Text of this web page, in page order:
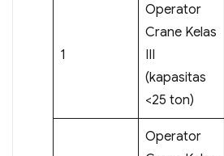
1
Operator
Crane Kelas
III
(kapasitas
<25 ton)
Operator